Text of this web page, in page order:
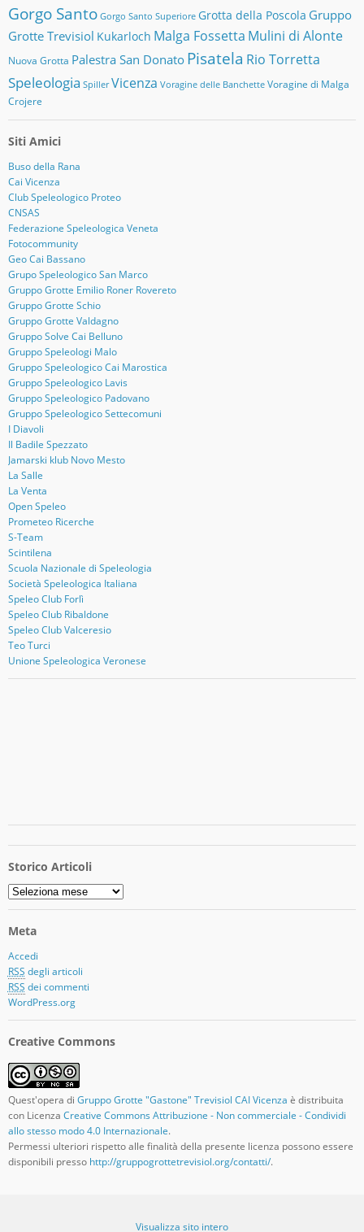
Gorgo Santo Gorgo Santo Superiore Grotta della Poscola Gruppo
Grotte Trevisiol Kukarloch Malga Fossetta Mulini di Alonte
Nuova Grotta Palestra San Donato Pisatela Rio Torretta
Speleologia Spiller Vicenza Voragine delle Banchette Voragine di Malga
Crojere
Siti Amici
Buso della Rana
Cai Vicenza
Club Speleologico Proteo
CNSAS
Federazione Speleologica Veneta
Fotocommunity
Geo Cai Bassano
Grupo Speleologico San Marco
Gruppo Grotte Emilio Roner Rovereto
Gruppo Grotte Schio
Gruppo Grotte Valdagno
Gruppo Solve Cai Belluno
Gruppo Speleologi Malo
Gruppo Speleologico Cai Marostica
Gruppo Speleologico Lavis
Gruppo Speleologico Padovano
Gruppo Speleologico Settecomuni
I Diavoli
Il Badile Spezzato
Jamarski klub Novo Mesto
La Salle
La Venta
Open Speleo
Prometeo Ricerche
S-Team
Scintilena
Scuola Nazionale di Speleologia
Società Speleologica Italiana
Speleo Club Forlì
Speleo Club Ribaldone
Speleo Club Valceresio
Teo Turci
Unione Speleologica Veronese
Storico Articoli
Storico
Articoli
Meta
Accedi
RSS degli articoli
RSS dei commenti
WordPress.org
Creative Commons
Quest'opera di Gruppo Grotte "Gastone" Trevisiol CAI Vicenza è distribuita
con Licenza Creative Commons Attribuzione - Non commerciale - Condividi
allo stesso modo 4.0 Internazionale.
Permessi ulteriori rispetto alle finalità della presente licenza possono essere
disponibili presso http://gruppogrottetrevisiol.org/contatti/.
Visualizza sito intero